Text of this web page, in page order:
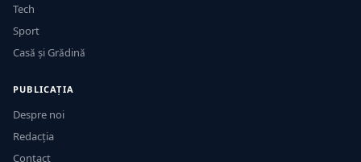
Tech
Sport
Casă și Grădină
PUBLICAȚIA
Despre noi
Redacția
Contact